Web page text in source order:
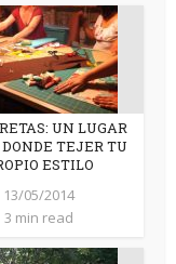
UN LUGAR
TEJER TU
ESTILO
13/05/2014
3 min read